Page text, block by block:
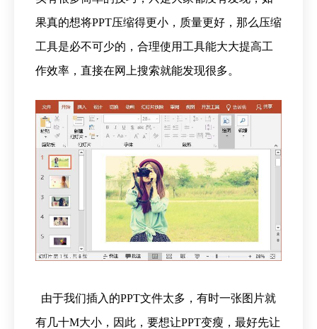
果真的想将PPT压缩得更小，质量更好，那么压缩
工具是必不可少的，合理使用工具能大大提高工
作效率，直接在网上搜索就能发现很多。
由于我们插入的PPT文件太多，有时一张图片就
有几十M大小，因此，要想让PPT变瘦，最好先让